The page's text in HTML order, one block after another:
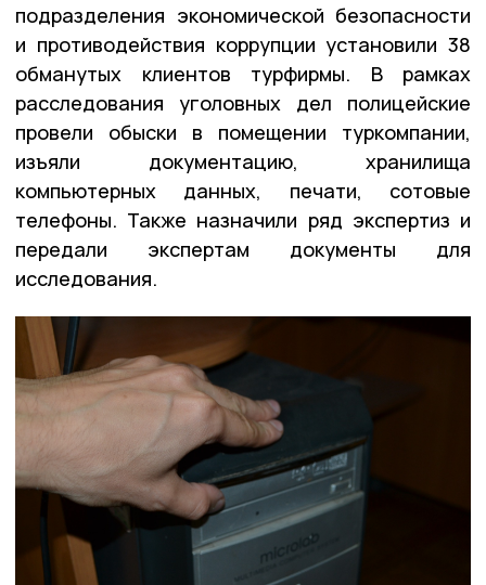
подразделения экономической безопасности
и противодействия коррупции установили 38
обманутых клиентов турфирмы. В рамках
расследования уголовных дел полицейские
провели обыски в помещении туркомпании,
изъяли документацию, хранилища
компьютерных данных, печати, сотовые
телефоны. Также назначили ряд экспертиз и
передали экспертам документы для
исследования.